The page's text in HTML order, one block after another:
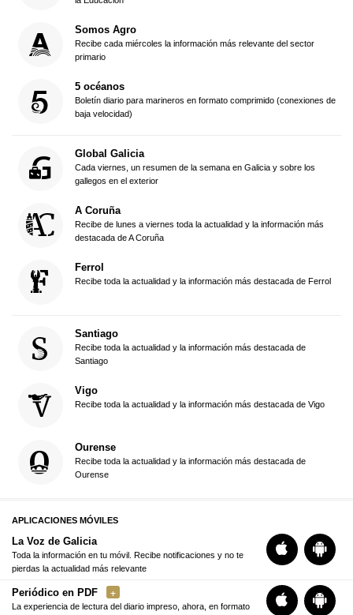
Somos Agro
Recibe cada miércoles la información más relevante del sector
primario
5 océanos
Boletín diario para marineros en formato comprimido (conexiones de
baja velocidad)
Global Galicia
Cada viernes, un resumen de la semana en Galicia y sobre los
gallegos en el exterior
A Coruña
Recibe de lunes a viernes toda la actualidad y la información más
destacada de A Coruña
Ferrol
Recibe toda la actualidad y la información más destacada de Ferrol
Santiago
Recibe toda la actualidad y la información más destacada de
Santiago
Vigo
Recibe toda la actualidad y la información más destacada de Vigo
Ourense
Recibe toda la actualidad y la información más destacada de
Ourense
APLICACIONES MÓVILES
La Voz de Galicia
Toda la información en tu móvil. Recibe notificaciones y no te
pierdas la actualidad más relevante
Periódico en PDF
La experiencia de lectura del diario impreso, ahora, en formato